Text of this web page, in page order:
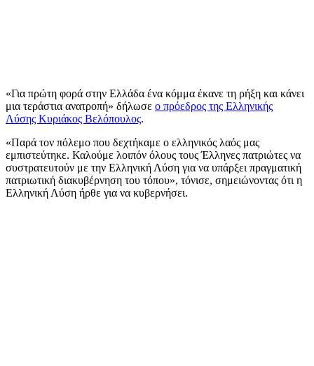
«Για πρώτη φορά στην Ελλάδα ένα κόμμα έκανε τη ρήξη και κάνει
μια τεράστια ανατροπή» δήλωσε ο πρόεδρος της Ελληνικής
Λύσης Κυριάκος Βελόπουλος.
«Παρά τον πόλεμο που δεχτήκαμε ο ελληνικός λαός μας
εμπιστεύτηκε. Καλούμε λοιπόν όλους τους Έλληνες πατριώτες να
συστρατευτούν με την Ελληνική Λύση για να υπάρξει πραγματική
πατριωτική διακυβέρνηση του τόπου», τόνισε, σημειώνοντας ότι η
Ελληνική Λύση ήρθε για να κυβερνήσει.